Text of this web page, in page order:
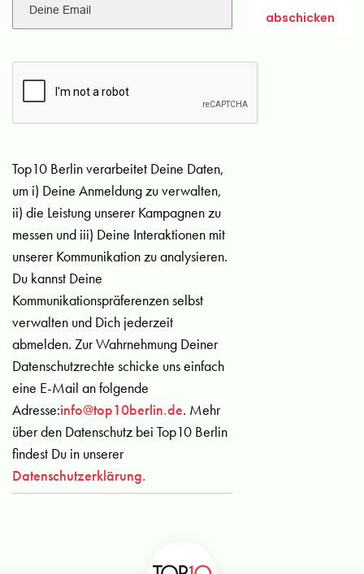
Top10 Berlin verarbeitet Deine Daten,
um i) Deine Anmeldung zu verwalten,
ii) die Leistung unserer Kampagnen zu
messen und iii) Deine Interaktionen mit
unserer Kommunikation zu analysieren.
Du kannst Deine
Kommunikationspräferenzen selbst
verwalten und Dich jederzeit
abmelden. Zur Wahrnehmung Deiner
Datenschutzrechte schicke uns einfach
eine E-Mail an folgende
Adresse:info@top10berlin.de. Mehr
über den Datenschutz bei Top10 Berlin
findest Du in unserer
Datenschutzerklärung.